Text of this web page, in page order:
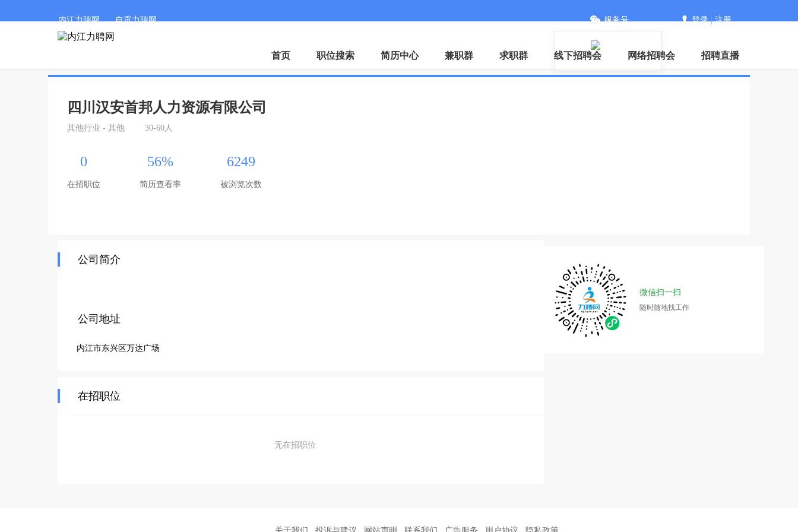
内江力聘网 自贡力聘网
微信
服务号 登录|注册
首页 职位搜索 简历中心 兼职群 求职群 线下招聘会 网络招聘会 招聘直播
四川汉安首邦人力资源有限公司
其他行业 - 其他 30-60人
0
在招职位
56%
简历查看率
6249
被浏览次数
公司简介
公司地址
内江市东兴区万达广场
在招职位
无在招职位
微信扫一扫
随时随地找工作